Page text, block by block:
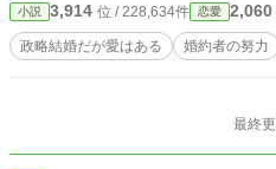
小説 3,914 位 / 228,634件 恋愛 2,060
政略結婚だが愛はある 婚約者の努力
最終